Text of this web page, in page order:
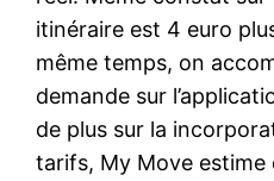
itinéraire est 4 euro
même temps, on
demande sur
de plus sur la
tarifs, My Move estime